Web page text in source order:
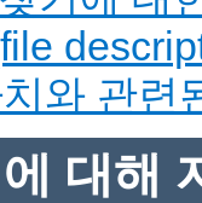
와 관련
대해